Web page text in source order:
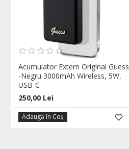
Acumulator Extern Original Guess
-Negru 3000mAh Wireless, 5W,
USB-C
250,00 Lei
Adaugă în Coş